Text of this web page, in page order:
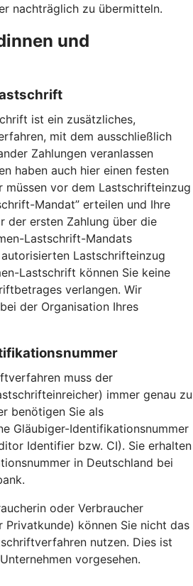
nachträglich zu übermitteln.
und
ist ein zusätzliches,
mit dem ausschließlich
Zahlungen veranlassen
haben auch hier einen festen
müssen vor dem Lastschrifteinzug
Mandat” erteilen und Ihre
der ersten Zahlung über die
Lastschrift-Mandats
Lastschrifteinzug
Lastschrift können Sie keine
verlangen. Wir
der Organisation Ihres
muss der
immer genau zu
benötigen Sie als
Gläubiger-Identifikationsnummer
Identifier bzw. CI). Sie erhalten
in Deutschland bei
oder Verbraucher
Privatkunde) können Sie nicht das
nutzen. Dies ist
vorgesehen.